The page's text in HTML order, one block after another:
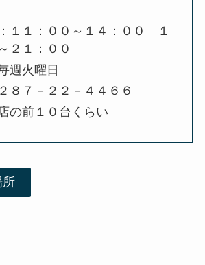
１１：００～１４：００ １
２１：００
週火曜日
８７－２２－４４６６
の前１０台くらい
所